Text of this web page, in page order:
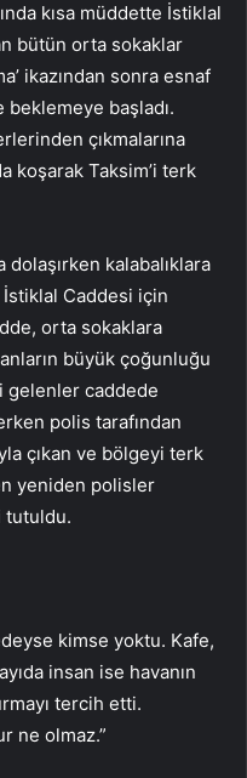
kısa müddette İstiklal
bütün orta sokaklar
ikazından sonra esnaf
başladı.
çıkmalarına
koşarak Taksim’i terk
dolaşırken kalabalıklara
Caddesi için
orta sokaklara
büyük çoğunluğu
gelenler caddede
polis tarafından
çıkan ve bölgeyi terk
yeniden polisler
tutuldu.
kimse yoktu. Kafe,
insan ise havanın
tercih etti.
ne olmaz.”